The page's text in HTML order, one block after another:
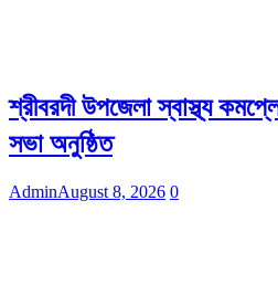
শ্রীবরদী উপজেলা স্বাস্থ্য
সভা অনুষ্ঠিত
AdminAugust 8, 2026 0